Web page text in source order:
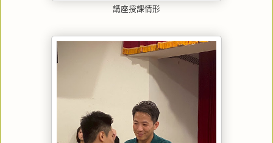
講座授課情形